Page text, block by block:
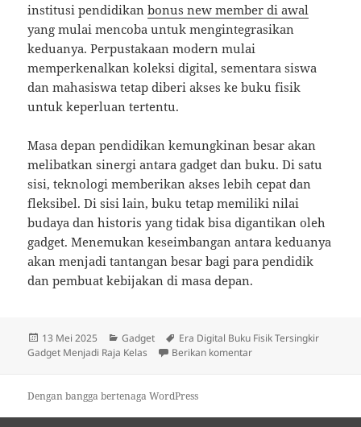
institusi pendidikanbonus new member di awal
yang mulai mencoba untuk mengintegrasikan
keduanya. Perpustakaan modern mulai
memperkenalkan koleksi digital, sementara siswa
dan mahasiswa tetap diberi akses ke buku fisik
untuk keperluan tertentu.
Masa depan pendidikan kemungkinan besar akan
melibatkan sinergi antara gadget dan buku. Di satu
sisi, teknologi memberikan akses lebih cepat dan
fleksibel. Di sisi lain, buku tetap memiliki nilai
budaya dan historis yang tidak bisa digantikan oleh
gadget. Menemukan keseimbangan antara keduanya
akan menjadi tantangan besar bagi para pendidik
dan pembuat kebijakan di masa depan.
Diposkan
pada
13 Mei 2025 Kategori
Gadget Tag
Era Digital Buku Fisik Tersingkir
Gadget Menjadi Raja Kelas
Berikan komentaruntuk Era Digital Buku
Dengan bangga bertenaga WordPress